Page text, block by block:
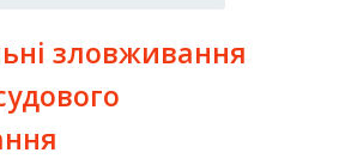
зловживання